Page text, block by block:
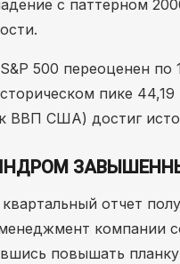
с паттерном
500 переоценен по
пике
ВВП США) достиг
отчет
компании
повышать